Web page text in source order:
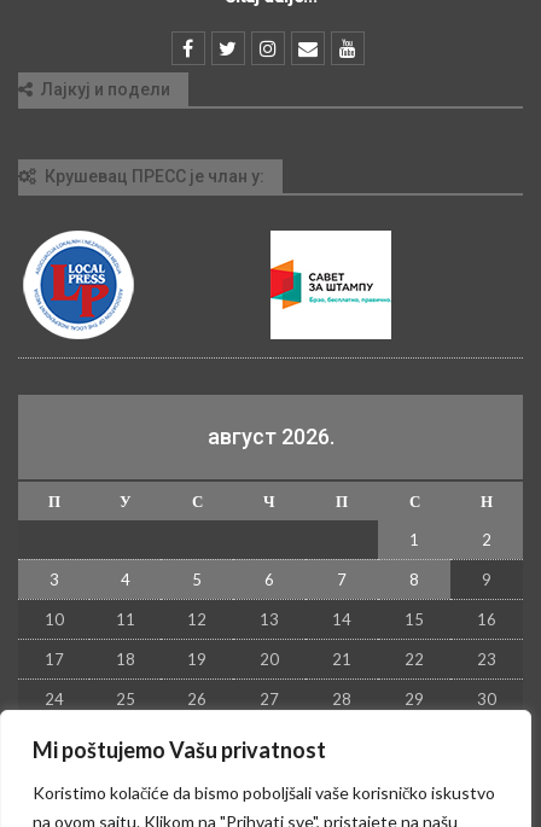
Mi poštujemo Vašu privatnost
Koristimo kolačiće da bismo poboljšali vaše korisničko iskustvo
na ovom sajtu. Klikom na "Prihvati sve", pristajete na našu
Лајкуј и подели
Крушевац ПРЕСС је члан у:
август 2026.
П У С Ч П С
Н
1
2
3 4 5 6 7 8 9
10 11 12 13 14 15 16
17 18 19 20 21 22 23
24 25 26 27 28 29 30
31